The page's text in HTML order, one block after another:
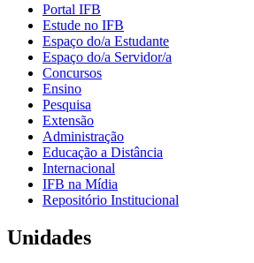
Portal IFB
Estude no IFB
Espaço do/a Estudante
Espaço do/a Servidor/a
Concursos
Ensino
Pesquisa
Extensão
Administração
Educação a Distância
Internacional
IFB na Mídia
Repositório Institucional
Unidades